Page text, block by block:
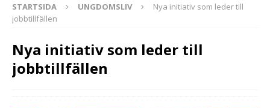
STARTSIDA UNGDOMSLIV
Nya initiativ som leder till
jobbtillfällen
Nya initiativ som leder till
jobbtillfällen